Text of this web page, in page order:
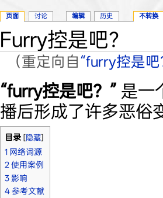
Furry控是吧？
（重定向自“furry控是吧
“furry控是吧？” 是一
播后形成了许多恶俗
目录[隐藏]
1 网络词源
2 使用案例
3 影响
4 参考文献
页面 讨论 编辑 历史 不转换